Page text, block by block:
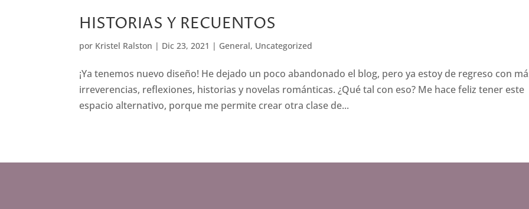
HISTORIAS Y RECUENTOS
por Kristel Ralston | Dic 23, 2021 | General, Uncategorized
¡Ya tenemos nuevo diseño! He dejado un poco abandonado el blog, pero ya estoy de regreso con
irreverencias, reflexiones, historias y novelas románticas. ¿Qué tal con eso? Me hace feliz tener este
espacio alternativo, porque me permite crear otra clase de...